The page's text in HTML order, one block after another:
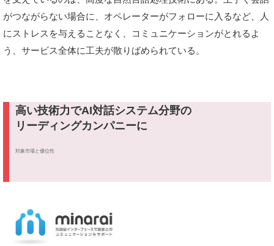
がつながらない場合に、オペレーターがフォローに入るなど、人
にストレスを与えることなく、コミュニケーションがとれるよ
う、サービス全体に工夫が散りばめられている。
高い技術力でAI対話システム分野の
リーディングカンパニーに
対象市場と優位性